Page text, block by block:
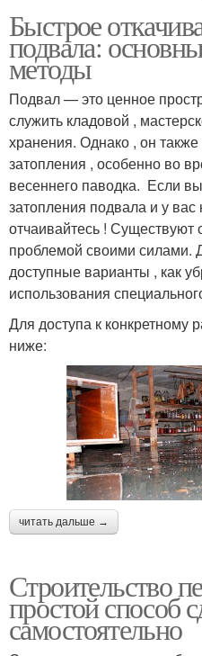
Быстрое
подвала:
методы
Подвал — это ценное
служить кладовой ,
хранения. Однако , он
затопления , особенно во
весеннего паводка. ️ Если
затопления подвала и у вас
отчаивайтесь ! Существуют
проблемой своими силами.
доступные варианты , как
использования
Для доступа к конкретному
ниже:
читать дальше →
Строительство
простой способ
самостоятельно